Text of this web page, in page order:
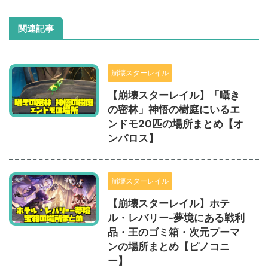
関連記事
崩壊スターレイル
【崩壊スターレイル】「囁き
の密林」神悟の樹庭にいるエ
ンドモ20匹の場所まとめ【オ
ンパロス】
崩壊スターレイル
【崩壊スターレイル】ホテ
ル・レバリー-夢境にある戦利
品・王のゴミ箱・次元プーマ
ンの場所まとめ【ピノコニ
ー】